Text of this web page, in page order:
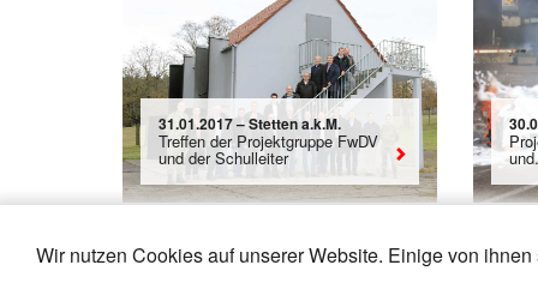
Wir nutzen Cookies auf unserer Website. Einige von
31.01.2017 – Stetten a.k.M.
Treffen der Projektgruppe FwDV
und der Schulleiter